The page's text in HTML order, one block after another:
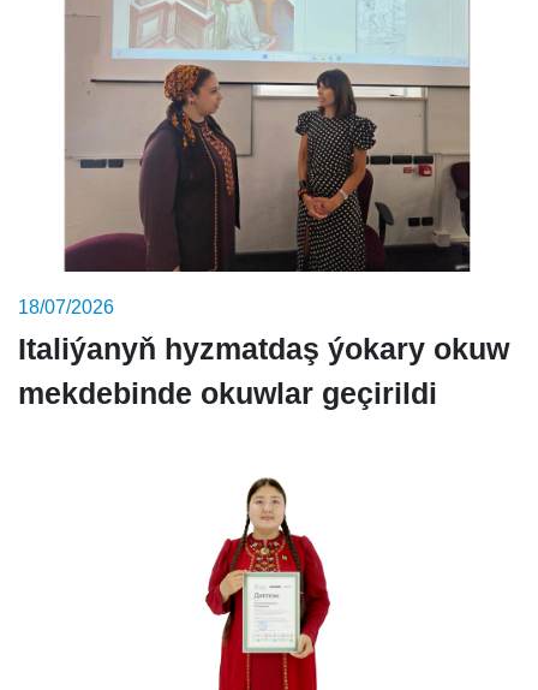
18/07/2026
Italiýanyň hyzmatdaş ýokary okuw
mekdebinde okuwlar geçirildi